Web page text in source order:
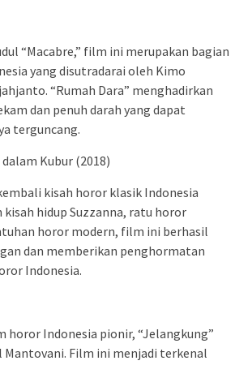
“Macabre,” film ini merupakan bagian
yang disutradarai oleh Kimo
“Rumah Dara” menghadirkan
dan penuh darah yang dapat
terguncang.
Kubur (2018)
kisah horor klasik Indonesia
hidup Suzzanna, ratu horor
horor modern, film ini berhasil
dan memberikan penghormatan
Indonesia.
horor Indonesia pionir, “Jelangkung”
Mantovani. Film ini menjadi terkenal